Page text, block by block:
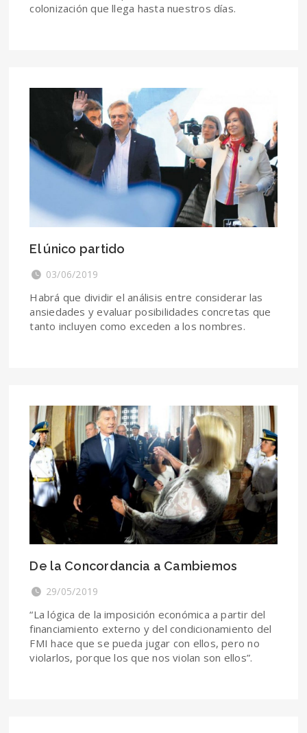
colonización que llega hasta nuestros días.
El único partido
03/06/2019
Habrá que dividir el análisis entre considerar las
ansiedades y evaluar posibilidades concretas que
tanto incluyen como exceden a los nombres.
De la Concordancia a Cambiemos
29/05/2019
“La lógica de la imposición económica a partir del
financiamiento externo y del condicionamiento del
FMI hace que se pueda jugar con ellos, pero no
violarlos, porque los que nos violan son ellos”.